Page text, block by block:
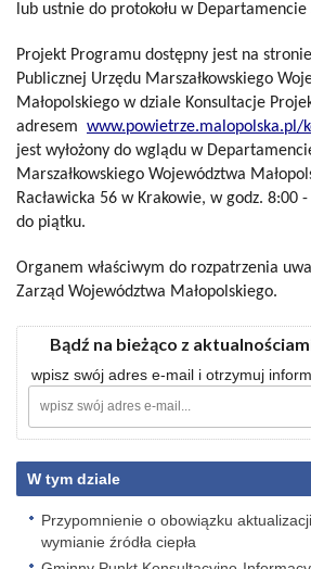
lub ustnie do protokołu w
Projekt Programu dostępny jest na
Publicznej Urzędu Marszałkowskiego
Małopolskiego w dziale Konsultacje
adresem www.powietrze.malopolska.pl/
jest wyłożony do wglądu w
Marszałkowskiego Województwa
Racławicka 56 w Krakowie, w godz. 8:00
do piątku.
Organem właściwym do rozpatrzenia
Zarząd Województwa Małopolskiego.
Bądź na bieżąco z
wpisz swój adres e-mail i otrzymuj
W tym dziale
Przypomnienie o obowiązku
wymianie źródła ciepła